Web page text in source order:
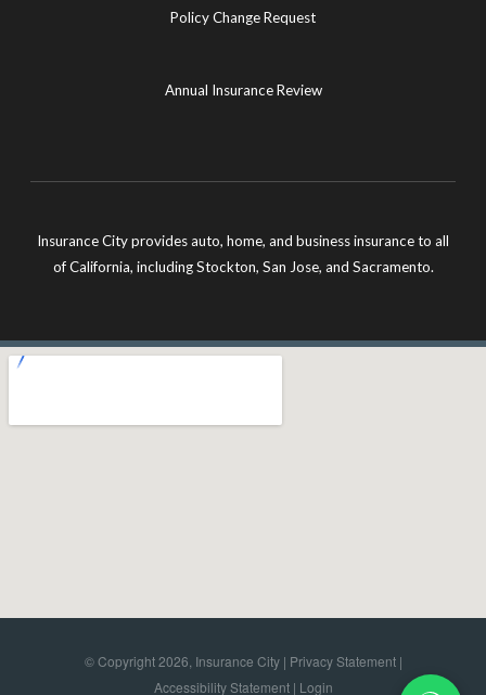
Policy Change Request
Annual Insurance Review
Insurance City provides auto, home, and business insurance to all
of California, including Stockton, San Jose, and Sacramento.
© Copyright 2026, Insurance City | Privacy Statement|
Accessibility Statement| Login